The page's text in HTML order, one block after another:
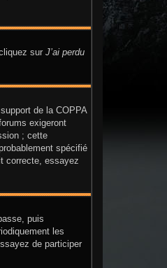
sur J’ai perdu
de la COPPA
exigeront
; cette
spécifié
correcte, essayez
puis
les
de participer